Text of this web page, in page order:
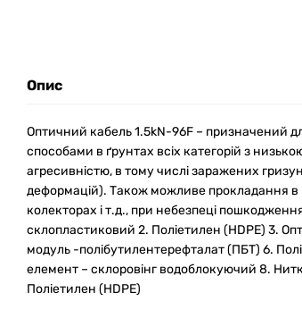
Опис
Оптичний кабель 1.5kN-96F – призначений
способами в ґрунтах всіх категорій з
агресивністю, в тому числі заражених
деформацій). Також можливе прокладання в
колекторах і т.д., при небезпеці
склопластиковий 2. Поліетилен (HDPE) 3.
модуль -полібутилентерефталат (ПБТ) 6.
елемент – склоровінг водоблокуючий 8.
Поліетилен (HDPE)